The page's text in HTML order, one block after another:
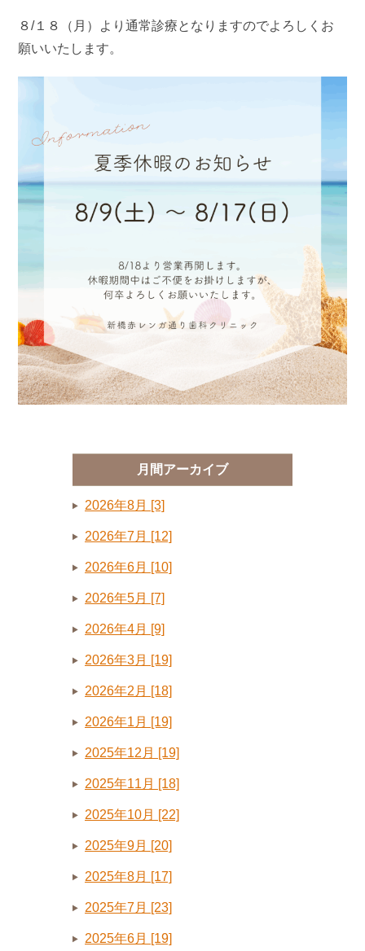
８/１８（月）より通常診療となりますのでよろしくお
願いいたします。
月間アーカイブ
2026年8月 [3]
2026年7月 [12]
2026年6月 [10]
2026年5月 [7]
2026年4月 [9]
2026年3月 [19]
2026年2月 [18]
2026年1月 [19]
2025年12月 [19]
2025年11月 [18]
2025年10月 [22]
2025年9月 [20]
2025年8月 [17]
2025年7月 [23]
2025年6月 [19]